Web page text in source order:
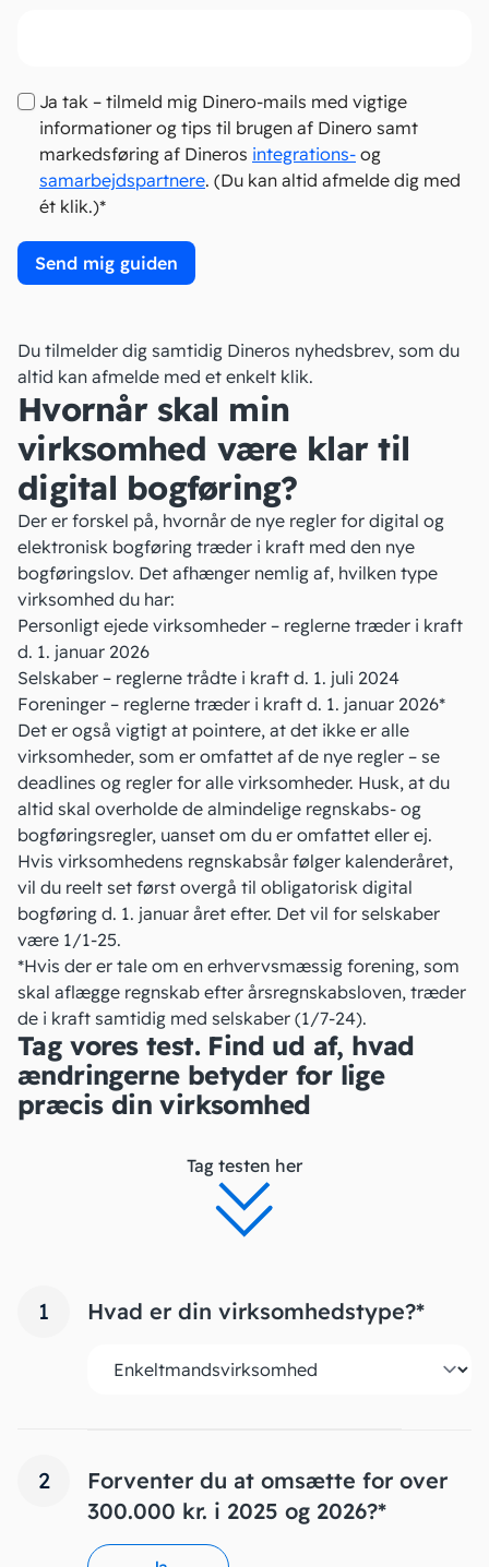
Ja tak – tilmeld mig Dinero-mails med vigtige
informationer og tips til brugen af Dinero samt
markedsføring af Dineros integrations- og
samarbejdspartnere. (Du kan altid afmelde dig med
ét klik.)*
Du tilmelder dig samtidig Dineros nyhedsbrev, som du
altid kan afmelde med et enkelt klik.
Hvornår skal min
virksomhed være klar til
digital bogføring?
Der er forskel på, hvornår de nye regler for digital og
elektronisk bogføring træder i kraft med den nye
bogføringslov. Det afhænger nemlig af, hvilken type
virksomhed du har:
Personligt ejede virksomheder – reglerne træder i kraft
d. 1. januar 2026
Selskaber – reglerne trådte i kraft d. 1. juli 2024
Foreninger – reglerne træder i kraft d. 1. januar 2026*
Det er også vigtigt at pointere, at det ikke er alle
virksomheder, som er omfattet af de nye regler – se
deadlines og regler for alle virksomheder. Husk, at du
altid skal overholde de almindelige regnskabs- og
bogføringsregler, uanset om du er omfattet eller ej.
Hvis virksomhedens regnskabsår følger kalenderåret,
vil du reelt set først overgå til obligatorisk digital
bogføring d. 1. januar året efter. Det vil for selskaber
være 1/1-25.
*Hvis der er tale om en erhvervsmæssig forening, som
skal aflægge regnskab efter årsregnskabsloven, træder
de i kraft samtidig med selskaber (1/7-24).
Tag vores test. Find ud af, hvad
ændringerne betyder for lige
præcis din virksomhed
Tag testen her
Hvad er din virksomhedstype?*
Forventer du at omsætte for over
300.000 kr. i 2025 og 2026?*